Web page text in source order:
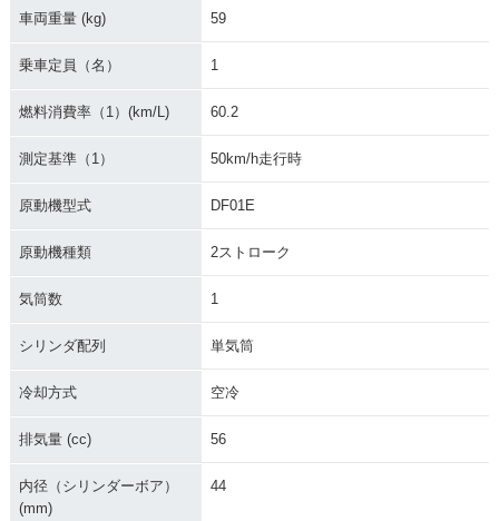
車両重量 (kg) 59
乗車定員（名） 1
燃料消費率（1）(km/L) 60.2
測定基準（1） 50km/h走行時
原動機型式 DF01E
原動機種類 2ストローク
気筒数 1
シリンダ配列 単気筒
冷却方式 空冷
排気量 (cc) 56
内径（シリンダーボア）
(mm)
44